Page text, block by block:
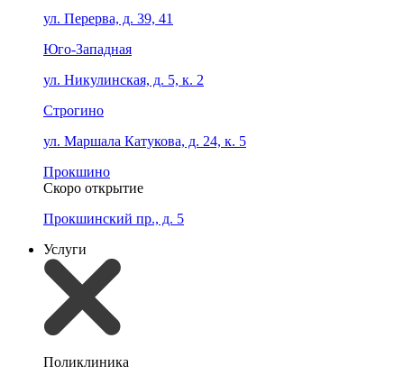
ул. Перерва, д. 39, 41
Юго-Западная
ул. Никулинская, д. 5, к. 2
Строгино
ул. Маршала Катукова, д. 24, к. 5
Прокшино
Скоро открытие
Прокшинский пр., д. 5
Услуги
Поликлиника